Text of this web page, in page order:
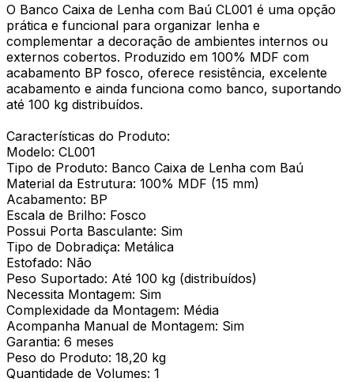
O Banco Caixa de Lenha com Baú CL001 é uma opção
prática e funcional para organizar lenha e
complementar a decoração de ambientes internos ou
externos cobertos. Produzido em 100% MDF com
acabamento BP fosco, oferece resistência, excelente
acabamento e ainda funciona como banco, suportando
até 100 kg distribuídos.
Características do Produto:
Modelo: CL001
Tipo de Produto: Banco Caixa de Lenha com Baú
Material da Estrutura: 100% MDF (15 mm)
Acabamento: BP
Escala de Brilho: Fosco
Possui Porta Basculante: Sim
Tipo de Dobradiça: Metálica
Estofado: Não
Peso Suportado: Até 100 kg (distribuídos)
Necessita Montagem: Sim
Complexidade da Montagem: Média
Acompanha Manual de Montagem: Sim
Garantia: 6 meses
Peso do Produto: 18,20 kg
Quantidade de Volumes: 1